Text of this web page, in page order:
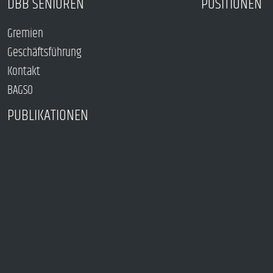
Gremien
Geschäftsführung
Kontakt
BAGSO
PUBLIKATIONEN